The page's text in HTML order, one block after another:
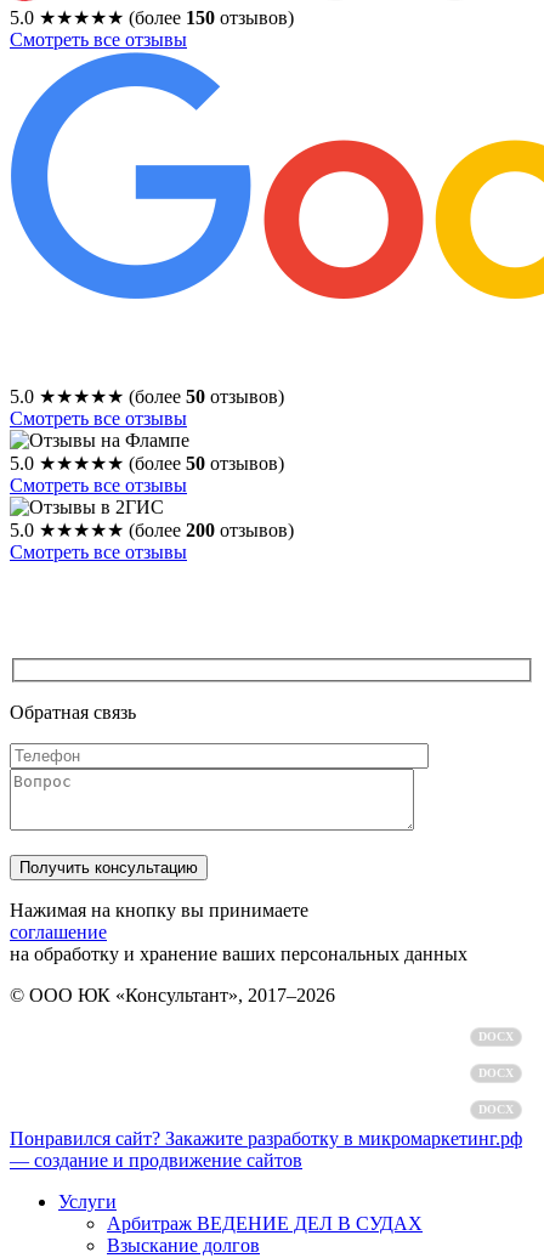
5.0 ★★★★★ (более 150 отзывов)
Смотреть все отзывы
5.0 ★★★★★ (более 50 отзывов)
Смотреть все отзывы
5.0 ★★★★★ (более 50 отзывов)
Смотреть все отзывы
5.0 ★★★★★ (более 200 отзывов)
Смотреть все отзывы
Обратная связь
Нажимая на кнопку вы принимаете
соглашение
на обработку и хранение ваших персональных данных
© ООО ЮК «Консультант», 2017–2026
DOCX
DOCX
DOCX
Понравился сайт? Закажите разработку в микромаркетинг.рф
— создание и продвижение сайтов
Услуги
Арбитраж ВЕДЕНИЕ ДЕЛ В СУДАХ
Взыскание долгов